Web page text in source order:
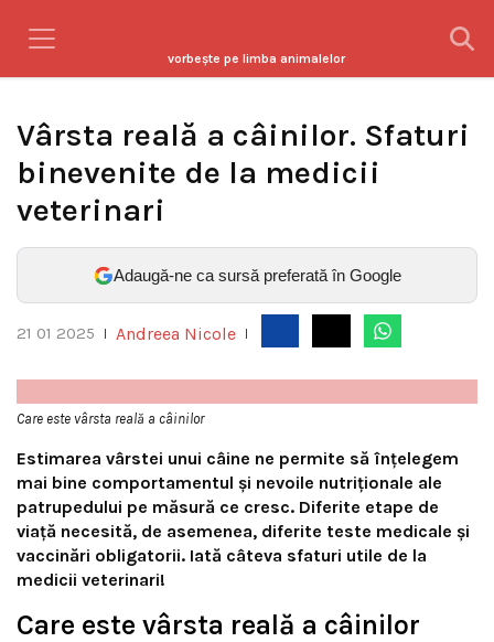
vorbeşte pe limba animalelor
Vârsta reală a câinilor. Sfaturi
binevenite de la medicii
veterinari
Adaugă-ne ca sursă preferată în Google
21 01 2025 Andreea Nicole
Care este vârsta reală a câinilor
Estimarea vârstei unui câine ne permite să înțelegem
mai bine comportamentul și nevoile nutriționale ale
patrupedului pe măsură ce cresc. Diferite etape de
viață necesită, de asemenea, diferite teste medicale și
vaccinări obligatorii. Iată câteva sfaturi utile de la
medicii veterinari!
Care este vârsta reală a câinilor